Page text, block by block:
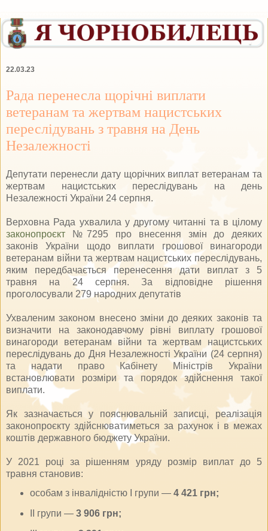
22.03.23
Рада перенесла щорічні виплати
ветеранам та жертвам нацистських
переслідувань з травня на День
Незалежності
Депутати перенесли дату щорічних виплат ветеранам та
жертвам нацистських переслідувань на день
Незалежності України 24 серпня.
Верховна Рада ухвалила у другому читанні та в цілому
законопроєкт №7295 про внесення змін до деяких
законів України щодо виплати грошової винагороди
ветеранам війни та жертвам нацистських переслідувань,
яким передбачається перенесення дати виплат з 5
травня на 24 серпня. За відповідне рішення
проголосували 279 народних депутатів
Ухваленим законом внесено зміни до деяких законів та
визначити на законодавчому рівні виплату грошової
винагороди ветеранам війни та жертвам нацистських
переслідувань до Дня Незалежності України (24 серпня)
та надати право Кабінету Міністрів України
встановлювати розміри та порядок здійснення такої
виплати.
Як зазначається у пояснювальній записці, реалізація
законопроєкту здійснюватиметься за рахунок і в межах
коштів державного бюджету України.
У 2021 році за рішенням уряду розмір виплат до 5
травня становив:
особам з інвалідністю I групи —4 421 грн;
II групи — 3 906 грн;